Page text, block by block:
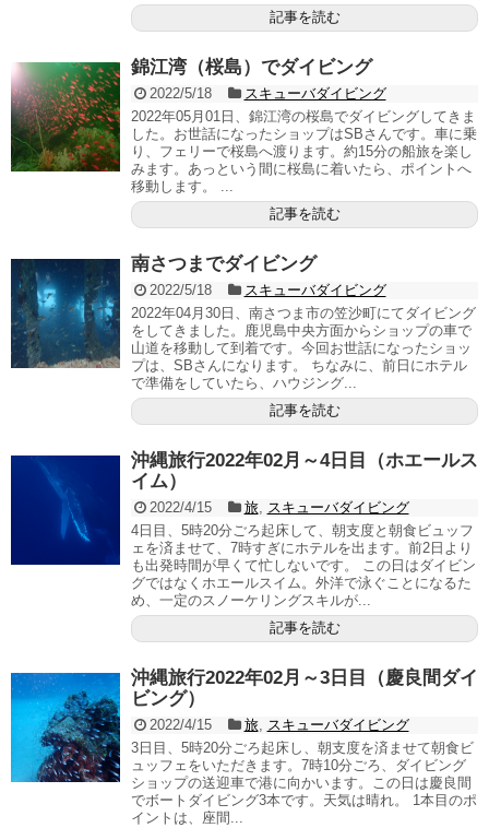
記事を読む
錦江湾（桜島）でダイビング
2022/5/18
スキューバダイビング
2022年05月01日、錦江湾の桜島でダイビングしてきま
した。お世話になったショップはSBさんです。車に乗
り、フェリーで桜島へ渡ります。約15分の船旅を楽し
みます。あっという間に桜島に着いたら、ポイントへ
移動します。 ...
記事を読む
南さつまでダイビング
2022/5/18
スキューバダイビング
2022年04月30日、南さつま市の笠沙町にてダイビング
をしてきました。鹿児島中央方面からショップの車で
山道を移動して到着です。今回お世話になったショッ
プは、SBさんになります。 ちなみに、前日にホテル
で準備をしていたら、ハウジング...
記事を読む
沖縄旅行2022年02月～4日目（ホエールス
イム）
2022/4/15 旅, スキューバダイビング
4日目、5時20分ごろ起床して、朝支度と朝食ビュッフ
ェを済ませて、7時すぎにホテルを出ます。前2日より
も出発時間が早くて忙しないです。 この日はダイビン
グではなくホエールスイム。外洋で泳ぐことになるた
め、一定のスノーケリングスキルが...
記事を読む
沖縄旅行2022年02月～3日目（慶良間ダイ
ビング）
2022/4/15 旅, スキューバダイビング
3日目、5時20分ごろ起床し、朝支度を済ませて朝食ビ
ュッフェをいただきます。7時10分ごろ、ダイビング
ショップの送迎車で港に向かいます。この日は慶良間
でボートダイビング3本です。天気は晴れ。 1本目のポ
イントは、座間...